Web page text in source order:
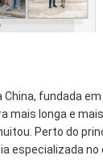
fundada
mais longa e
Perto do
especializada